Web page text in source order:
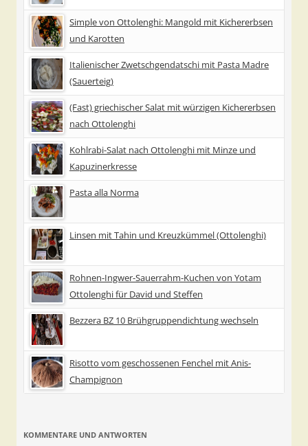
Simple von Ottolenghi: Mangold mit Kichererbsen
und Karotten
Italienischer Zwetschgendatschi mit Pasta Madre
(Sauerteig)
(Fast) griechischer Salat mit würzigen Kichererbsen
nach Ottolenghi
Kohlrabi-Salat nach Ottolenghi mit Minze und
Kapuzinerkresse
Pasta alla Norma
Linsen mit Tahin und Kreuzkümmel (Ottolenghi)
Rohnen-Ingwer-Sauerrahm-Kuchen von Yotam
Ottolenghi für David und Steffen
Bezzera BZ 10 Brühgruppendichtung wechseln
Risotto vom geschossenen Fenchel mit Anis-
Champignon
KOMMENTARE UND ANTWORTEN